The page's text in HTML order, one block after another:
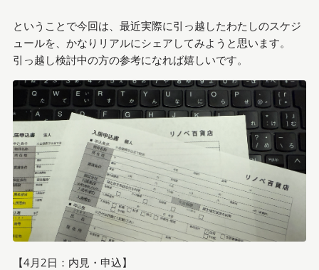
ということで今回は、最近実際に引っ越したわたしのスケジ
ュールを、かなりリアルにシェアしてみようと思います。
引っ越し検討中の方の参考になれば嬉しいです。
【4月2日：内見・申込】